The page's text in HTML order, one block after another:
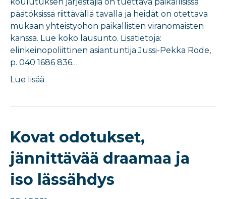
päätöksissä riittävällä tavalla ja heidät on otettava
mukaan yhteistyöhön paikallisten viranomaisten
kanssa. Lue koko lausunto. Lisätietoja:
elinkeinopoliittinen asiantuntija Jussi-Pekka Rode,
p. 040 1686 836…
Lue lisää
Kovat odotukset,
jännittävää draamaa ja
iso lässähdys